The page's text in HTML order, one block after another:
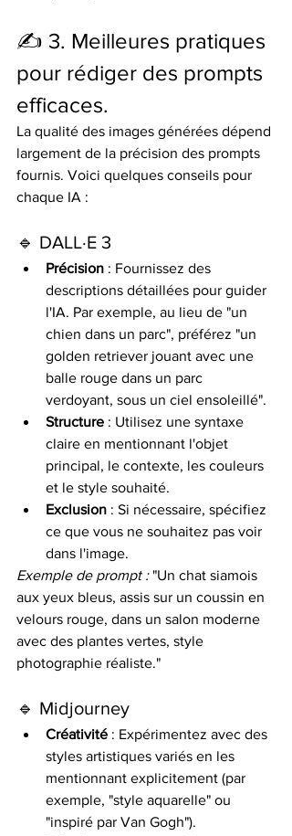
✍️ 3. Meilleures pratiques
pour rédiger des prompts
efficaces.
La qualité des images générées dépend
largement de la précision des prompts
fournis. Voici quelques conseils pour
chaque IA :
🔹 DALL·E 3
Précision : Fournissez des
descriptions détaillées pour guider
l'IA. Par exemple, au lieu de "un
chien dans un parc", préférez "un
golden retriever jouant avec une
balle rouge dans un parc
verdoyant, sous un ciel ensoleillé".
Structure : Utilisez une syntaxe
claire en mentionnant l'objet
principal, le contexte, les couleurs
et le style souhaité.
Exclusion : Si nécessaire, spécifiez
ce que vous ne souhaitez pas voir
dans l'image.
Exemple de prompt : "Un chat siamois
aux yeux bleus, assis sur un coussin en
velours rouge, dans un salon moderne
avec des plantes vertes, style
photographie réaliste."
🔹 Midjourney
Créativité : Expérimentez avec des
styles artistiques variés en les
mentionnant explicitement (par
exemple, "style aquarelle" ou
"inspiré par Van Gogh").